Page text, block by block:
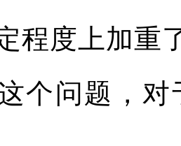
程度上加重
个问题，